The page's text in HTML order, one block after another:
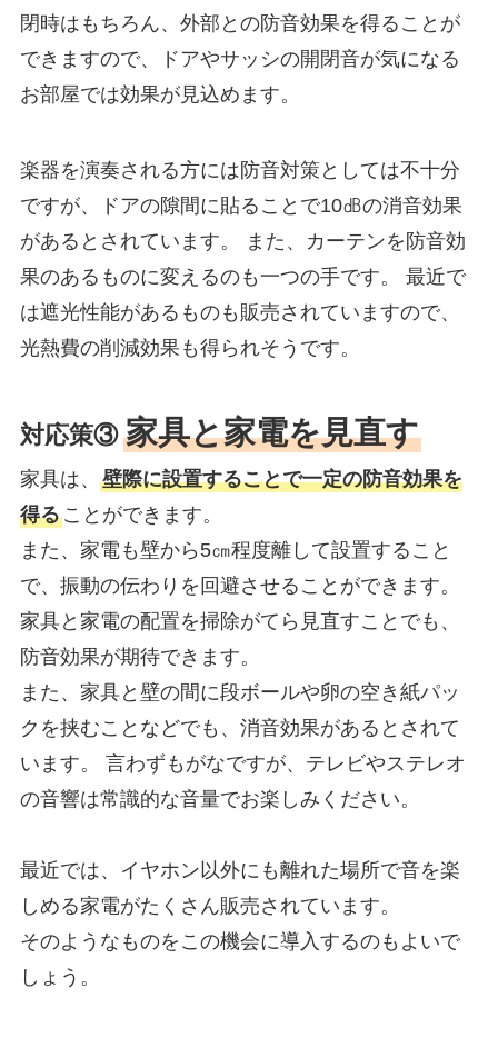
閉時はもちろん、外部との防音効果を得ることが
できますので、ドアやサッシの開閉音が気になる
お部屋では効果が見込めます。
楽器を演奏される方には防音対策としては不十分
ですが、ドアの隙間に貼ることで10㏈の消音効果
があるとされています。 また、カーテンを防音効
果のあるものに変えるのも一つの手です。 最近で
は遮光性能があるものも販売されていますので、
光熱費の削減効果も得られそうです。
対応策③ 家具と家電を見直す
家具は、 壁際に設置することで一定の防音効果を
得ることができます。
また、家電も壁から5㎝程度離して設置すること
で、振動の伝わりを回避させることができます。
家具と家電の配置を掃除がてら見直すことでも、
防音効果が期待できます。
また、家具と壁の間に段ボールや卵の空き紙パッ
クを挟むことなどでも、消音効果があるとされて
います。 言わずもがなですが、テレビやステレオ
の音響は常識的な音量でお楽しみください。
最近では、イヤホン以外にも離れた場所で音を楽
しめる家電がたくさん販売されています。
そのようなものをこの機会に導入するのもよいで
しょう。